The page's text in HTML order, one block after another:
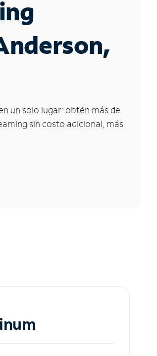
un solo lugar: obtén más de
sin costo adicional, más